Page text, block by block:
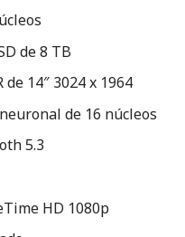
de 8 TB
14″ 3024 x 1964
de 16 núcleos
5.3
HD 1080p